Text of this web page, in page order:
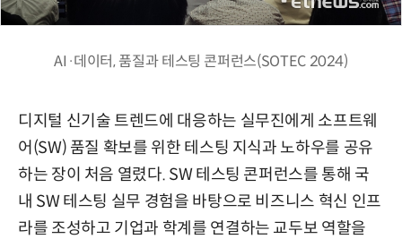
AI·데이터, 품질과 테스팅 콘퍼런스(SOTEC 2024)
디지털 신기술 트렌드에 대응하는 실무진에게 소프트웨
어(SW) 품질 확보를 위한 테스팅 지식과 노하우를 공유
하는 장이 처음 열렸다. SW 테스팅 콘퍼런스를 통해 국
내 SW 테스팅 실무 경험을 바탕으로 비즈니스 혁신 인프
라를 조성하고 기업과 학계를 연결하는 교두보 역할을